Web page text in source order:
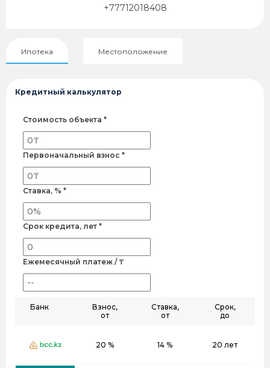
+77712018408
Ипотека Местоположение
Кредитный калькулятор
Стоимость объекта *
Первоначальный взнос *
Ставка, % *
Срок кредита, лет *
Ежемесячный платеж / ₸
Банк
Взнос,
от
Ставка,
от
Срок,
до
20 % 14 % 20 лет